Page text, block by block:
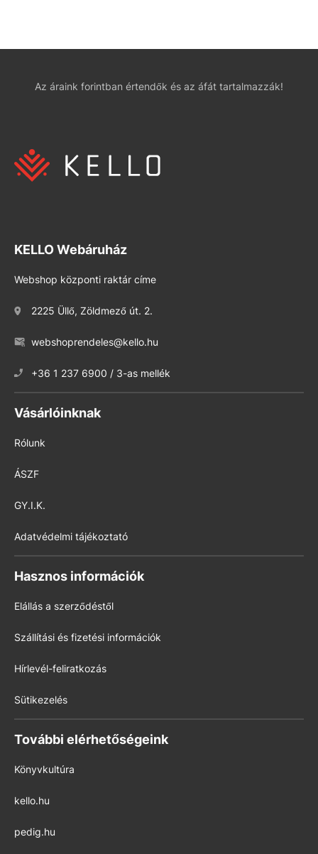
Az áraink forintban értendők és az áfát tartalmazzák!
KELLO Webáruház
Webshop központi raktár címe
2225 Üllő, Zöldmező út. 2.
webshoprendeles@kello.hu
+36 1 237 6900 / 3-as mellék
Vásárlóinknak
Rólunk
ÁSZF
GY.I.K.
Adatvédelmi tájékoztató
Hasznos információk
Elállás a szerződéstől
Szállítási és fizetési információk
Hírlevél-feliratkozás
Sütikezelés
További elérhetőségeink
Könyvkultúra
kello.hu
pedig.hu